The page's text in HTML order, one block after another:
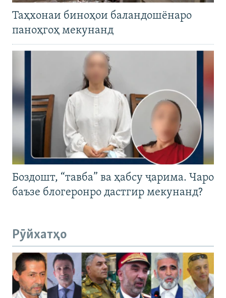
Таҳхонаи биноҳои баландошёнаро
паноҳгоҳ мекунанд
Боздошт, “тавба” ва ҳабсу ҷарима. Чаро
баъзе блогеронро дастгир мекунанд?
Рӯйхатҳо